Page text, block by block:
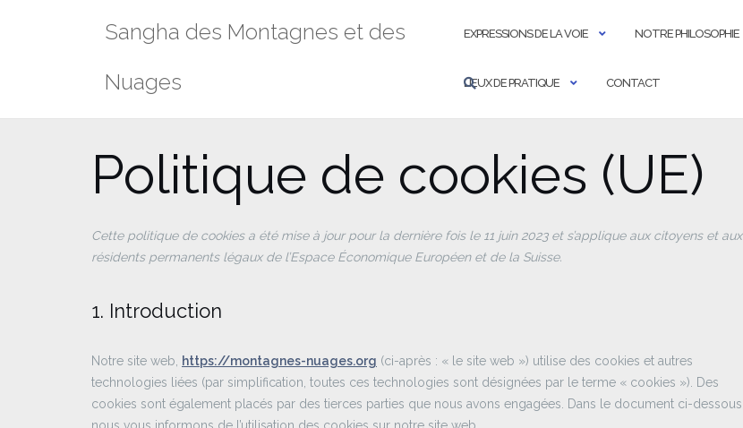
Sangha des Montagnes et des
Nuages
EXPRESSIONS DE LA VOIE NOTRE PHILOSOPHIE
LIEUX DE PRATIQUE CONTACT
Politique de cookies (UE)
Cette politique de cookies a été mise à jour pour la dernière fois le 11 juin 2023 et s’applique aux citoyens et aux
résidents permanents légaux de l’Espace Économique Européen et de la Suisse.
1. Introduction
Notre site web, https://montagnes-nuages.org (ci-après : « le site web ») utilise des cookies et autres
technologies liées (par simplification, toutes ces technologies sont désignées par le terme « cookies »). Des
cookies sont également placés par des tierces parties que nous avons engagées. Dans le document ci-dessous,